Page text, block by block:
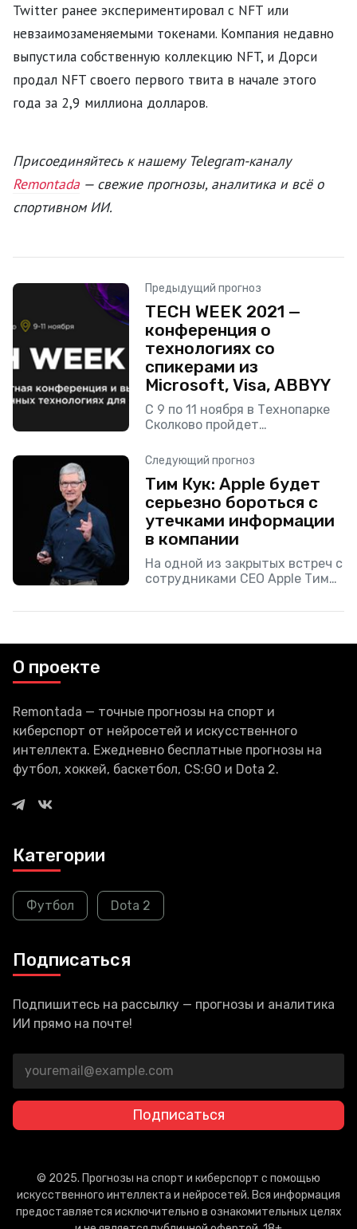
Twitter ранее экспериментировал с NFT или
невзаимозаменяемыми токенами. Компания недавно
выпустила собственную коллекцию NFT, и Дорси
продал NFT своего первого твита в начале этого
года за 2,9 миллиона долларов.
Присоединяйтесь к нашему Telegram-каналу
Remontada — свежие прогнозы, аналитика и всё о
спортивном ИИ.
Предыдущий прогноз
TECH WEEK 2021 —
конференция о
технологиях со
спикерами из
Microsoft, Visa, ABBYY
С 9 по 11 ноября в Технопарке
Сколково пройдет
инновационных технологиях
для бизнеса — TECH WEEK 2021.
В рамках данного мероприятия
более
Следующий прогноз
Тим Кук: Apple будет
серьезно бороться с
утечками информации
в компании
На одной из закрытых встреч с
сотрудниками CEO Apple Тим
компании планируется
О проекте
Remontada — точные прогнозы на спорт и
киберспорт от нейросетей и искусственного
интеллекта. Ежедневно бесплатные прогнозы на
футбол, хоккей, баскетбол, CS:GO и Dota 2.
Категории
Футбол Dota 2
Подписаться
Подпишитесь на рассылку — прогнозы и аналитика
ИИ прямо на почте!
Подписаться
© 2025. Прогнозы на спорт и киберспорт с помощью
искусственного интеллекта и нейросетей. Вся информация
предоставляется исключительно в ознакомительных целях